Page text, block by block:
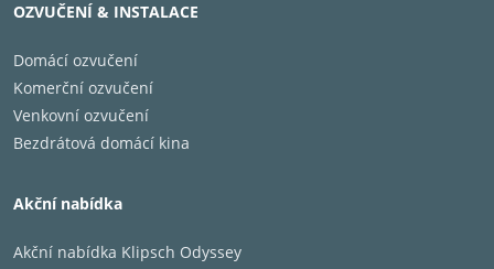
OZVUČENÍ & INSTALACE
Domácí ozvučení
Komerční ozvučení
Venkovní ozvučení
Bezdrátová domácí kina
Akční nabídka
Akční nabídka Klipsch Odyssey